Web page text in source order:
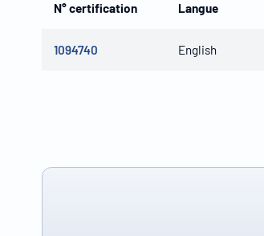
N° certification Langue
1094740 English